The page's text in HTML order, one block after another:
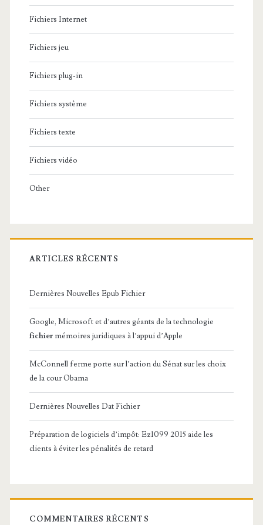
Fichiers Internet
Fichiers jeu
Fichiers plug-in
Fichiers système
Fichiers texte
Fichiers vidéo
Other
ARTICLES RÉCENTS
Dernières Nouvelles Epub Fichier
Google, Microsoft et d’autres géants de la technologie
fichier mémoires juridiques à l’appui d’Apple
McConnell ferme porte sur l’action du Sénat sur les choix
de la cour Obama
Dernières Nouvelles Dat Fichier
Préparation de logiciels d’impôt: Ez1099 2015 aide les
clients à éviter les pénalités de retard
COMMENTAIRES RÉCENTS